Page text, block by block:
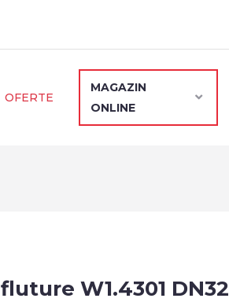
OFERTE
MAGAZIN
ONLINE
W1.4301 DN32